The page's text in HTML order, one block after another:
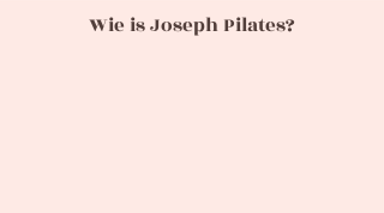
Wie is Joseph Pilates?